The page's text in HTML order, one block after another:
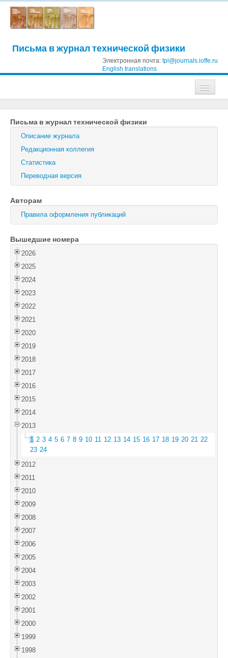
Письма в журнал технической физики
Электронная почта: tpl@journals.ioffe.ru
English translations
Журнал технической физики
Письма в Журнал технической физики
Физика твердого тела
Физика и техника полупроводников
Оптика и спектроскопия
Поиск
Войти
Письма в журнал технической физики
Описание журнала
Редакционная коллегия
Статистика
Переводная версия
Авторам
Правила оформления публикаций
Вышедшие номера
2026
2025
2024
2023
2022
2021
2020
2019
2018
2017
2016
2015
2014
2013
1 2 3 4 5 6 7 8 9 10 11 12 13 14 15 16 17 18 19 20 21 22
23 24
2012
2011
2010
2009
2008
2007
2006
2005
2004
2003
2002
2001
2000
1999
1998